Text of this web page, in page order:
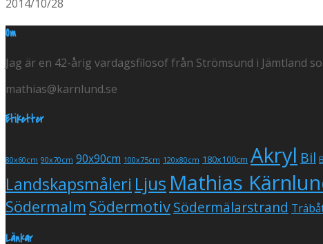
2014/10/28
Om
Jag är en 42-årig vardagsfilosof från Strömsund i Jämtland
mathias@karnlund.se
Etiketter
80x60cm 90x70cm 90x90cm 100x75cm 120x80cm 180x100cm Akryl Bil
Landskapsmåleri Ljus Mathias
Södermalm SödermotivSödermälarstrand
Länkar